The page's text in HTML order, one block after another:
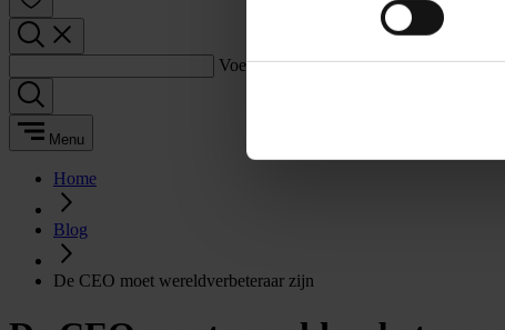
Voer een zoekterm in:
Menu
Home
Blog
De CEO moet wereldverbeteraar zijn